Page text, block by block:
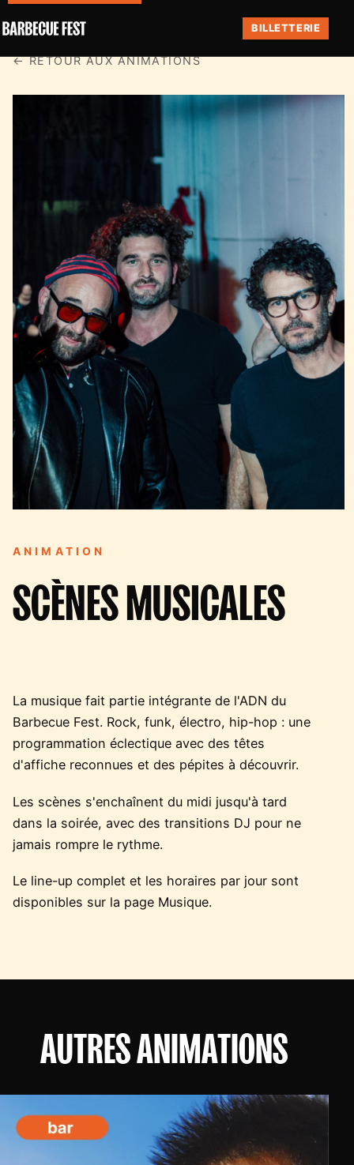
BILLETTERIE
← RETOUR AUX ANIMATIONS
ANIMATION
SCÈNES MUSICALES
La musique fait partie intégrante de l'ADN du
Barbecue Fest. Rock, funk, électro, hip-hop : une
programmation éclectique avec des têtes
d'affiche reconnues et des pépites à découvrir.
Les scènes s'enchaînent du midi jusqu'à tard
dans la soirée, avec des transitions DJ pour ne
jamais rompre le rythme.
Le line-up complet et les horaires par jour sont
disponibles sur la page Musique.
AUTRES ANIMATIONS